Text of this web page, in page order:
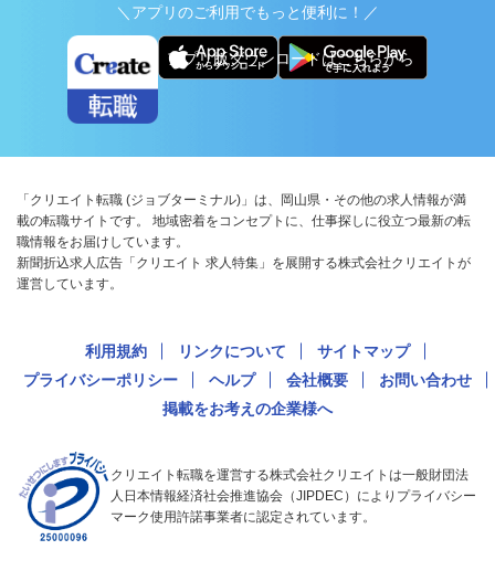
＼アプリのご利用でもっと便利に！／
アプリ版ダウンロードはこちらから
「クリエイト転職 (ジョブターミナル)」は、岡山県・その他の求人情報が満
載の転職サイトです。 地域密着をコンセプトに、仕事探しに役立つ最新の転
職情報をお届けしています。
新聞折込求人広告「クリエイト 求人特集」を展開する株式会社クリエイトが
運営しています。
利用規約 リンクについて
サイトマップ
プライバシーポリシー
ヘルプ 会社概要
お問い合わせ
掲載をお考えの企業様へ
クリエイト転職を運営する株式会社クリエイトは一般財団法
人日本情報経済社会推進協会（JIPDEC）によりプライバシー
マーク使用許諾事業者に認定されています。